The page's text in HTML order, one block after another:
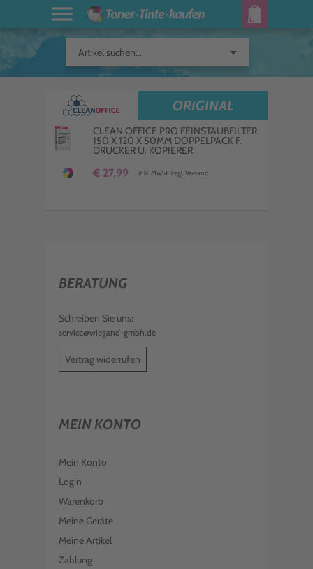
Artikel suchen... arrow_drop_down
ORIGINAL
CLEAN OFFICE PRO FEINSTAUBFILTER
150 X 120 X 50MM DOPPELPACK F.
DRUCKER U. KOPIERER
€ 27,99 inkl. MwSt. zzgl. Versand
BERATUNG
Schreiben Sie uns:
service@wiegand-gmbh.de
Vertrag widerrufen
MEIN KONTO
Mein Konto
Login
Warenkorb
Meine Geräte
Meine Artikel
Zahlung